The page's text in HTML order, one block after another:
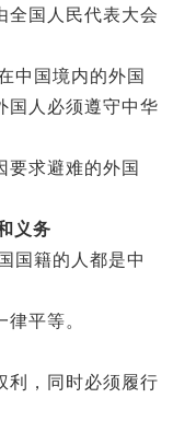
全国人民代表大会
国境内的外国
国人必须遵守中华
求避难的外国
义务
籍的人都是中
平等。
，同时必须履行